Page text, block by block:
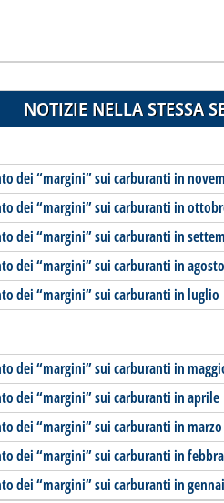
NOTIZIE NELLA STESSA
dei “margini” sui carburanti in
dei “margini” sui carburanti in
dei “margini” sui carburanti in
dei “margini” sui carburanti in agosto
dei “margini” sui carburanti in luglio
dei “margini” sui carburanti in
dei “margini” sui carburanti in aprile
dei “margini” sui carburanti in marzo
dei “margini” sui carburanti in
dei “margini” sui carburanti in